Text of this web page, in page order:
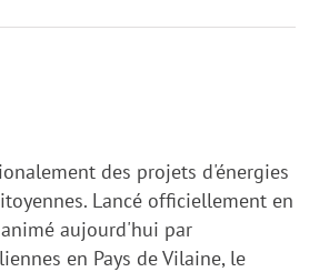
des projets d'énergies
Lancé officiellement en
aujourd'hui par
en Pays de Vilaine, le